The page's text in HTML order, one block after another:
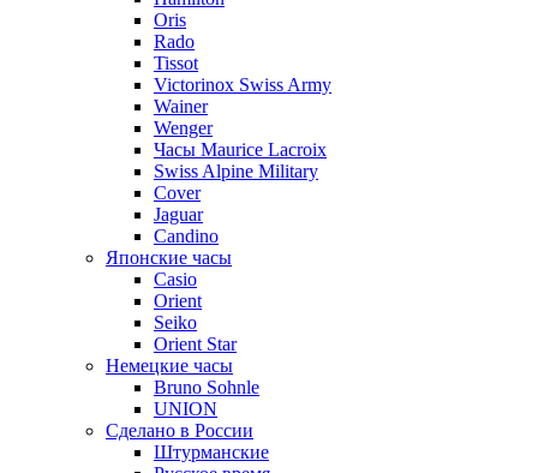
Oris
Rado
Tissot
Victorinox Swiss Army
Wainer
Wenger
Часы Maurice Lacroix
Swiss Alpine Military
Cover
Jaguar
Candino
Японские часы
Casio
Orient
Seiko
Orient Star
Немецкие часы
Bruno Sohnle
UNION
Сделано в России
Штурманские